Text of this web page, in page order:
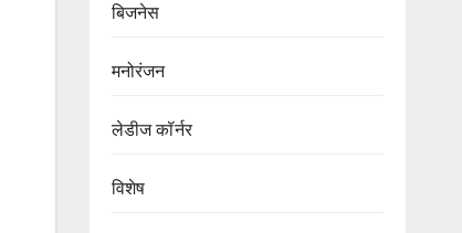
बिजनेस
मनोरंजन
लेडीज कॉर्नर
विशेष